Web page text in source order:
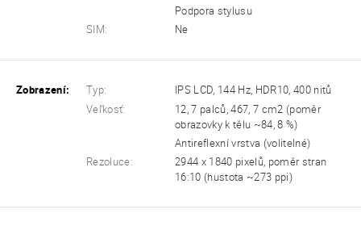
Podpora stylusu
SIM:
Ne
Zobrazení: Typ:
IPS LCD, 144 Hz, HDR10, 400 nitů
Veľkosť:
12, 7 palců, 467, 7 cm2 (poměr
obrazovky k tělu ~84, 8 %)
Antireflexní vrstva (volitelné)
Rezoluce:
2944 x 1840 pixelů, poměr stran
16:10 (hustota ~273 ppi)